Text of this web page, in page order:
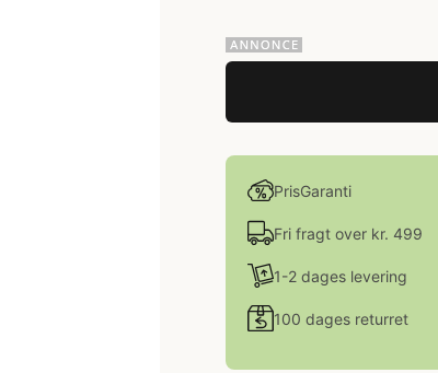
PrisGaranti
Fri fragt over kr. 499
1-2 dages levering
100 dages returret